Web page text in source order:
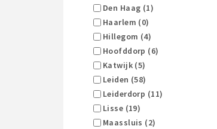
Den Haag (1)
Haarlem (0)
Hillegom (4)
Hoofddorp (6)
Katwijk (5)
Leiden (58)
Leiderdorp (11)
Lisse (19)
Maassluis (2)